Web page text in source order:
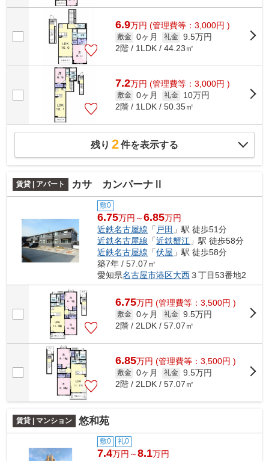
6.9万円 (管理費等：3,000円 )
敷金 0ヶ月 礼金 9.5万円
2階 / 1LDK / 44.23㎡
7.2万円 (管理費等：3,000円 )
敷金 0ヶ月 礼金
10万円
2階 / 1LDK / 50.35㎡
残り 2件を表示する
賃貸 | アパート カサ カンパーナⅡ
敷0
6.75万円～6.85万円
近鉄名古屋線 「 戸田 」駅 徒歩51分
近鉄名古屋線 「近鉄蟹江 」駅 徒歩58分
近鉄名古屋線 「伏屋 」駅 徒歩58分
築7年 / 57.07㎡
愛知県名古屋市港区大西３丁目53番地2
6.75万円 (管理費等：3,500円 )
敷金 0ヶ月 礼金 9.5万円
2階 / 2LDK / 57.07㎡
6.85万円 (管理費等：3,500円 )
敷金 0ヶ月 礼金 9.5万円
2階 / 2LDK / 57.07㎡
賃貸 | マンション 悠和苑
敷0 礼0
7.4万円～8.1万円